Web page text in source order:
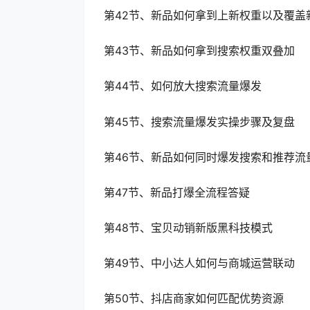
第42节、新品如何拿到上新权重以及覆盖
第43节、新品如何拿到搜索权重双叠加
第44节、如何放大搜索流量爆发
第45节、搜索流量爆发实操步骤及复盘
第46节、新品如何同时爆发搜索和推荐流
第47节、新品打爆全流程答疑
第48节、宝贝动销新版黑科技模式
第49节、中小达人如何与商城运营联动
第50节、抖店商家如何匹配优势资源